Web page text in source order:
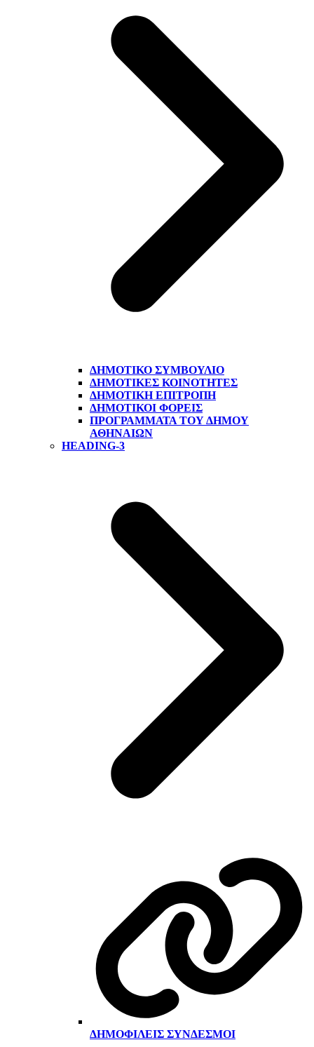
ΔΗΜΟΤΙΚΌ ΣΥΜΒΟΎΛΙΟ
ΔΗΜΟΤΙΚΈΣ ΚΟΙΝΌΤΗΤΕΣ
ΔΗΜΟΤΙΚΉ ΕΠΙΤΡΟΠΉ
ΔΗΜΟΤΙΚΟΊ ΦΟΡΕΊΣ
ΠΡΟΓΡΆΜΜΑΤΑ ΤΟΥ ΔΉΜΟΥ
ΑΘΗΝΑΊΩΝ
HEADING-3
ΔΗΜΟΦΙΛΕΊΣ ΣΎΝΔΕΣΜΟΙ